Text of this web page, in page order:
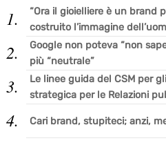
“Ora il gioielliere è un brand
costruito l’immagine
Google non poteva “non
più “neutrale”
Le linee guida del CSM per
strategica per le Relazioni
Cari brand, stupiteci; anzi,